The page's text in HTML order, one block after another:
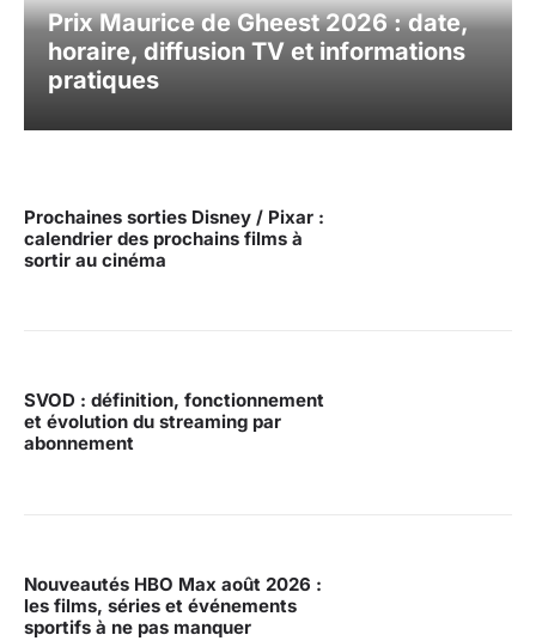
Prix Maurice de Gheest 2026 : date,
horaire, diffusion TV et informations
pratiques
Prochaines sorties Disney / Pixar :
calendrier des prochains films à
sortir au cinéma
SVOD : définition, fonctionnement
et évolution du streaming par
abonnement
Nouveautés HBO Max août 2026 :
les films, séries et événements
sportifs à ne pas manquer